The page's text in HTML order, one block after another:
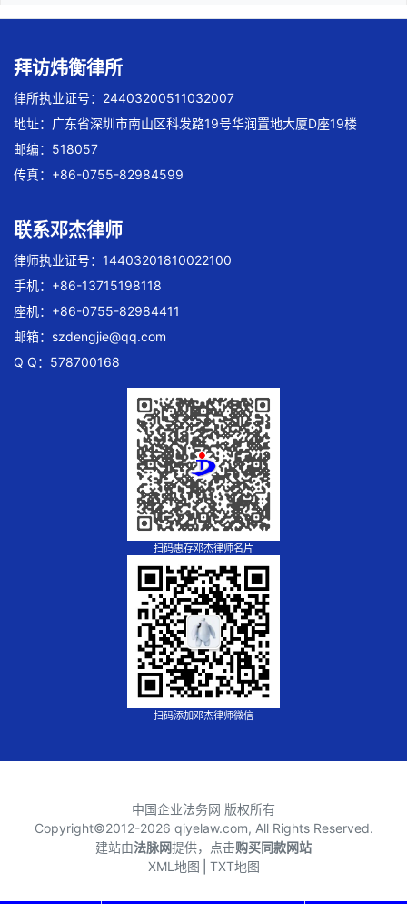
拜访炜衡律所
律所执业证号：24403200511032007
地址：广东省深圳市南山区科发路19号华润置地大厦D座19楼
邮编：518057
传真：+86-0755-82984599
联系邓杰律师
律师执业证号：14403201810022100
手机：+86-13715198118
座机：+86-0755-82984411
邮箱： szdengjie@qq.com
Q Q：578700168
扫码惠存邓杰律师名片
扫码添加邓杰律师微信
中国企业法务网 版权所有
Copyright©2012-2026 qiyelaw.com, All Rights Reserved.
建站由法脉网提供，点击购买同款网站
XML地图 TXT地图